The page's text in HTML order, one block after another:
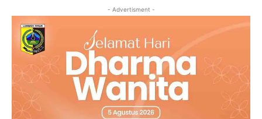
- Advertisment -